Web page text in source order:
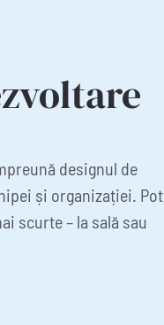
designul de
și organizației. Pot
scurte – la sală sau